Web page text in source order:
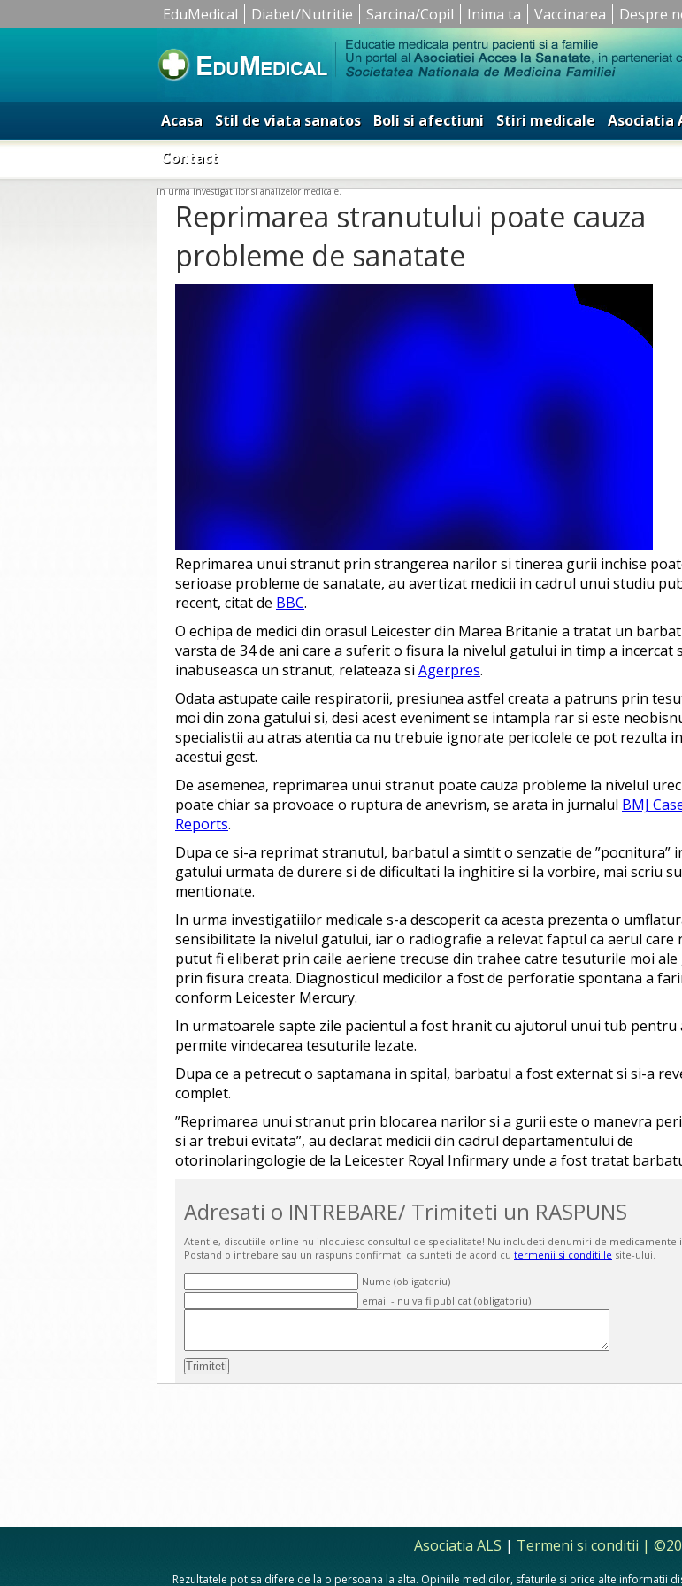
EduMedical Diabet/Nutritie Sarcina/Copil Inima ta Vaccinarea Despre
Acasa Stil de viata sanatos Boli si afectiuni Stiri medicale
Asociatia
Contact
in urma investigatiilor si analizelor medicale.
Reprimarea stranutului poate cauza
probleme de sanatate
Reprimarea unui stranut prin strangerea narilor si tinerea gurii inchise
serioase probleme de sanatate, au avertizat medicii in cadrul unui studiu
recent, citat de BBC.
O echipa de medici din orasul Leicester din Marea Britanie a tratat un
varsta de 34 de ani care a suferit o fisura la nivelul gatului in timp a incercat
inabuseasca un stranut, relateaza si Agerpres.
Odata astupate caile respiratorii, presiunea astfel creata a patruns prin
moi din zona gatului si, desi acest eveniment se intampla rar si este
specialistii au atras atentia ca nu trebuie ignorate pericolele ce pot rezulta
acestui gest.
De asemenea, reprimarea unui stranut poate cauza probleme la nivelul
poate chiar sa provoace o ruptura de anevrism, se arata in jurnalul BMJ
Reports.
Dupa ce si-a reprimat stranutul, barbatul a simtit o senzatie de ”pocnitura”
gatului urmata de durere si de dificultati la inghitire si la vorbire, mai scriu
mentionate.
In urma investigatiilor medicale s-a descoperit ca acesta prezenta o
sensibilitate la nivelul gatului, iar o radiografie a relevat faptul ca aerul care
putut fi eliberat prin caile aeriene trecuse din trahee catre tesuturile moi
prin fisura creata. Diagnosticul medicilor a fost de perforatie spontana a
conform Leicester Mercury.
In urmatoarele sapte zile pacientul a fost hranit cu ajutorul unui tub pentru
permite vindecarea tesuturile lezate.
Dupa ce a petrecut o saptamana in spital, barbatul a fost externat si si-a
complet.
”Reprimarea unui stranut prin blocarea narilor si a gurii este o manevra
si ar trebui evitata”, au declarat medicii din cadrul departamentului de
otorinolaringologie de la Leicester Royal Infirmary unde a fost tratat
Adresati o INTREBARE/ Trimiteti un RASPUNS
Atentie, discutiile online nu inlocuiesc consultul de specialitate! Nu includeti denumiri de medicamente
Postand o intrebare sau un raspuns confirmati ca sunteti de acord cu termenii si conditiile site-ului.
Nume (obligatoriu)
email - nu va fi publicat (obligatoriu)
Asociatia ALS | Termeni si conditii |
Rezultatele pot sa difere de la o persoana la alta. Opiniile medicilor, sfaturile si orice alte informatii